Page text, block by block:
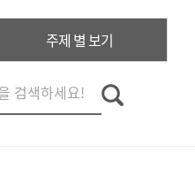
주제 별 보기